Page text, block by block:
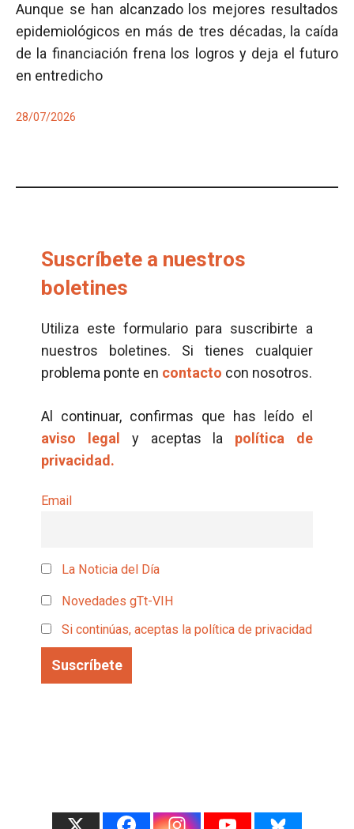
Aunque se han alcanzado los mejores resultados
epidemiológicos en más de tres décadas, la caída
de la financiación frena los logros y deja el futuro
en entredicho
28/07/2026
Suscríbete a nuestros
boletines
Utiliza este formulario para suscribirte a
nuestros boletines. Si tienes cualquier
problema ponte en contacto con nosotros.
Al continuar, confirmas que has leído el
aviso legal
y aceptas la política de
privacidad.
Email
La Noticia del Día
Novedades gTt-VIH
Si continúas, aceptas la política de privacidad